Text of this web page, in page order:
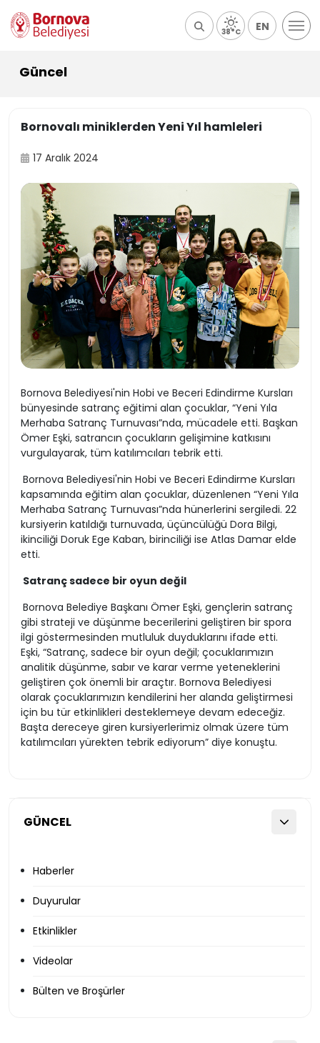
38°C EN
Güncel
GÜNCEL
Haberler
Duyurular
Etkinlikler
Videolar
Bülten ve Broşürler
Bornovalı miniklerden Yeni Yıl hamleleri
17 Aralık 2024
Bornova Belediyesi'nin Hobi ve Beceri Edindirme Kursları
bünyesinde satranç eğitimi alan çocuklar, “Yeni Yıla
Merhaba Satranç Turnuvası”nda, mücadele etti. Başkan
Ömer Eşki, satrancın çocukların gelişimine katkısını
vurgulayarak, tüm katılımcıları tebrik etti.
Bornova Belediyesi'nin Hobi ve Beceri Edindirme Kursları
kapsamında eğitim alan çocuklar, düzenlenen “Yeni Yıla
Merhaba Satranç Turnuvası”nda hünerlerini sergiledi. 22
kursiyerin katıldığı turnuvada, üçüncülüğü Dora Bilgi,
ikinciliği Doruk Ege Kaban, birinciliği ise Atlas Damar elde
etti.
Satranç sadece bir oyun değil
Bornova Belediye Başkanı Ömer Eşki, gençlerin satranç
gibi strateji ve düşünme becerilerini geliştiren bir spora
ilgi göstermesinden mutluluk duyduklarını ifade etti.
Eşki, “Satranç, sadece bir oyun değil; çocuklarımızın
analitik düşünme, sabır ve karar verme yeteneklerini
geliştiren çok önemli bir araçtır. Bornova Belediyesi
olarak çocuklarımızın kendilerini her alanda geliştirmesi
için bu tür etkinlikleri desteklemeye devam edeceğiz.
Başta dereceye giren kursiyerlerimiz olmak üzere tüm
katılımcıları yürekten tebrik ediyorum” diye konuştu.